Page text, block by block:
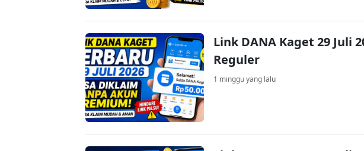
Link DANA Kaget 29 Juli
Reguler
1 minggu yang lalu